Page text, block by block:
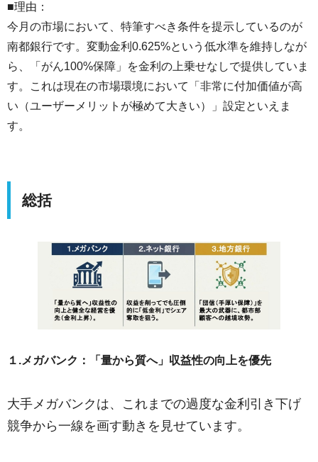
■理由：
今月の市場において、特筆すべき条件を提示しているのが
南都銀行です。変動金利0.625%という低水準を維持しなが
ら、「がん100%保障」を金利の上乗せなしで提供していま
す。これは現在の市場環境において「非常に付加価値が高
い（ユーザーメリットが極めて大きい）」設定といえま
す。
総括
１.メガバンク：「量から質へ」収益性の向上を優先
大手メガバンクは、これまでの過度な金利引き下げ
競争から一線を画す動きを見せています。